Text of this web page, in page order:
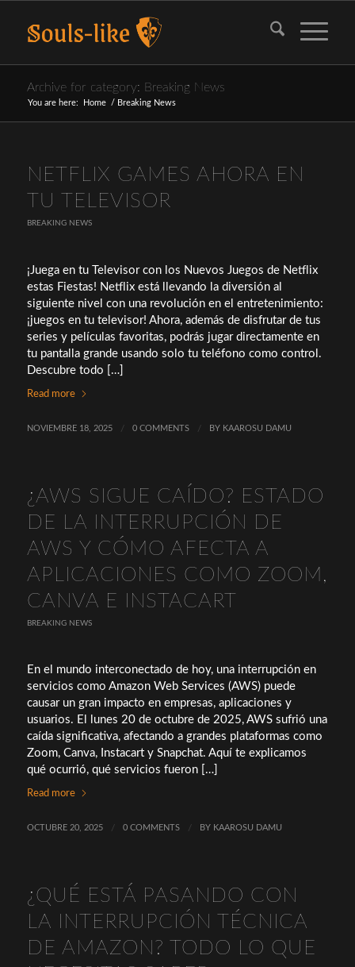
Archive for category: Breaking News
You are here: Home / Breaking News
NETFLIX GAMES AHORA EN
TU TELEVISOR
BREAKING NEWS
¡Juega en tu Televisor con los Nuevos Juegos de Netflix
estas Fiestas! Netflix está llevando la diversión al
siguiente nivel con una revolución en el entretenimiento:
¡juegos en tu televisor! Ahora, además de disfrutar de tus
series y películas favoritas, podrás jugar directamente en
tu pantalla grande usando solo tu teléfono como control.
Descubre todo […]
Read more
NOVIEMBRE 18, 2025 / 0 COMMENTS / BY KAAROSU DAMU
¿AWS SIGUE CAÍDO? ESTADO
DE LA INTERRUPCIÓN DE
AWS Y CÓMO AFECTA A
APLICACIONES COMO ZOOM,
CANVA E INSTACART
BREAKING NEWS
En el mundo interconectado de hoy, una interrupción en
servicios como Amazon Web Services (AWS) puede
causar un gran impacto en empresas, aplicaciones y
usuarios. El lunes 20 de octubre de 2025, AWS sufrió una
caída significativa, afectando a grandes plataformas como
Zoom, Canva, Instacart y Snapchat. Aquí te explicamos
qué ocurrió, qué servicios fueron […]
Read more
OCTUBRE 20, 2025 / 0 COMMENTS / BY KAAROSU DAMU
¿QUÉ ESTÁ PASANDO CON
LA INTERRUPCIÓN TÉCNICA
DE AMAZON? TODO LO QUE